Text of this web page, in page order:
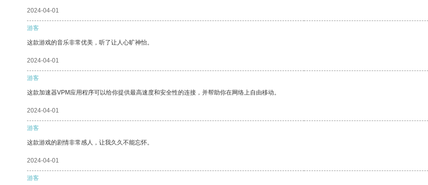
2024-04-01
游客
这款游戏的音乐非常优美，听了让人心旷神怡。
2024-04-01
游客
这款加速器VPM应用程序可以给你提供最高速度和安全性的连接，并帮助你在网络上自由移动。
2024-04-01
游客
这款游戏的剧情非常感人，让我久久不能忘怀。
2024-04-01
游客